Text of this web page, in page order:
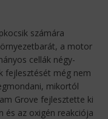
számára
a motor
cellák négy-
fejlesztését még nem
mikortól
Grove fejlesztette ki
és az oxigén reakciója